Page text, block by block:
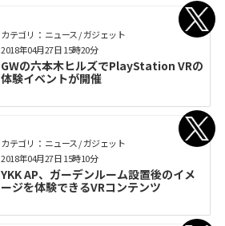
カテゴリ： ニュース / ガジェット
GWの六本木ヒルズでPlayStation VRの
体験イベントが開催
2018年04月27日 15時20分
カテゴリ： ニュース / ガジェット
YKK AP、ガーデンルーム設置後のイメ
ージを体験できるVRコンテンツ
2018年04月27日 15時10分